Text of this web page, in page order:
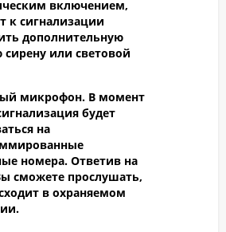
включением,
к сигнализации
дополнительную
сирену или световой
микрофон. В момент
будет
на
номера. Ответив на
сможете прослушать,
в охраняемом